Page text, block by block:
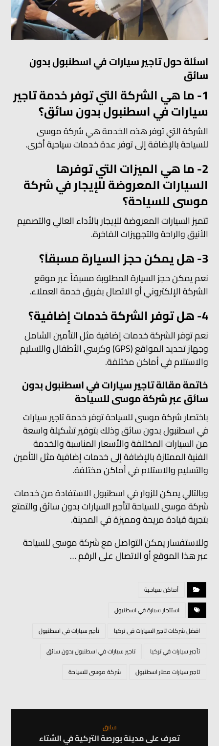
اسئلة حول تاجير سيارات في اسطنبول بدون
سائق
1- ما هي الشركة التي توفر خدمة تاجير
سيارات في اسطنبول بدون سائق؟
الشركة التي توفر هذه الخدمة هي شركة موسى
للسياحة بالإضافة إلى توفر عدة خدمات سياحية أخرى.
2- ما هي الميزات التي توفرها
السيارات المعروضة للإيجار في شركة
موسى للسياحة؟
تتميز السيارات المعروضة للإيجار بالأداء العالي والتصميم
الأنيق والراحة والتجهيزات الفاخرة.
3- هل يمكن حجز السيارة مسبقاً؟
نعم يمكن حجز السيارة المطلوبة مسبقاً عبر موقع
الشركة الإلكتروني أو الاتصال بفريق خدمة العملاء.
4- هل توفر الشركة خدمات إضافية؟
نعم توفر الشركة خدمات إضافية مثل التأمين الشامل
وجهاز تحديد المواقع (GPS) وكرسي الأطفال والتسليم
والاستلام في أماكن مختلفة.
خاتمة مقالة تاجير سيارات في اسطنبول بدون
سائق عبر شركة موسى للسياحة
باختصار شركة موسى للسياحة توفر خدمة تاجير سيارات
في اسطنبول بدون سائق وذلك بتوفير تشكيلة واسعة
من السيارات المختلفة والأسعار المناسبة والخدمة
الفنية الممتازة بالإضافة إلى خدمات إضافية مثل التأمين
والتسليم والاستلام في أماكن مختلفة.
وبالتالي يمكن للزوار في اسطنبول الاستفادة من خدمات
شركة موسى للسياحة لتأجير السيارات بدون سائق والتمتع
بتجربة قيادة مريحة ومميزة في المدينة.
وللاستفسار يمكن التواصل مع شركة موسى للسياحة
عبر هذا الموقع أو الاتصال على الرقم …
أماكن سياحية
استئجار سيارة في اسطنبول
افضل شركات تاجير السيارات في تركيا
تأجير سيارات في اسطنبول
تأجير سيارات في تركيا
تاجير سيارات في اسطنبول بدون سائق
تاجير سيارات مطار اسطنبول
شركة موسى للسياحة
سابق
تعرف على مدينة بورصة التركية في الشتاء